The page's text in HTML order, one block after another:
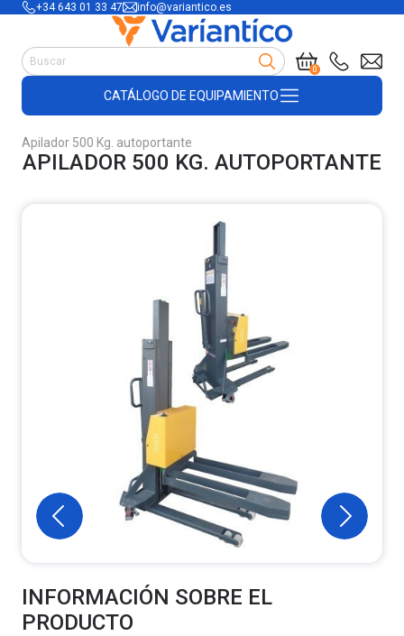
+34 643 01 33 47 info@variantico.es
0
CATÁLOGO DE EQUIPAMIENTO
Accesorios para carretillas
Útiles de almacén
Productos de plástico y madera
Encofrado
Apilador 500 Kg. autoportante
APILADOR 500 KG. AUTOPORTANTE
INFORMACIÓN SOBRE EL
PRODUCTO